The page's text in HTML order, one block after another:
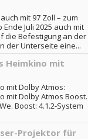
mit 97 Zoll – zum
Juli 2025 auch mit
die Befestigung an der
der Unterseite eine...
Heimkino mit
mit Dolby Atmos:
mit Dolby Atmos Boost.
Boost: 4.1.2-System
Projektor für